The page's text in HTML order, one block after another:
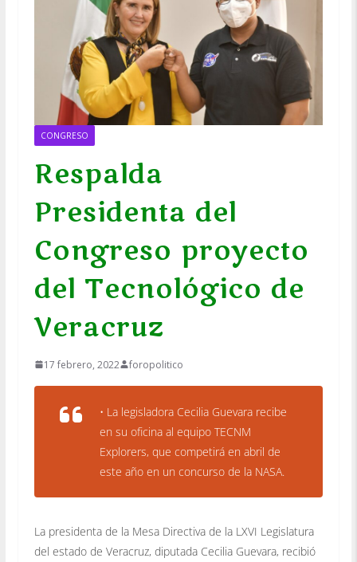
CONGRESO
Respalda
Presidenta del
Congreso proyecto
del Tecnológico de
Veracruz
17 febrero, 2022 foropolitico
• La legisladora Cecilia Guevara recibe
en su oficina al equipo TECNM
Explorers, que competirá en abril de
este año en un concurso de la NASA.
La presidenta de la Mesa Directiva de la LXVI Legislatura
del estado de Veracruz, diputada Cecilia Guevara, recibió